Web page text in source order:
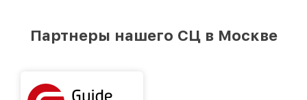
лучшим сервисным центром Fortuna в городе
Партнеры нашего СЦ в Москве